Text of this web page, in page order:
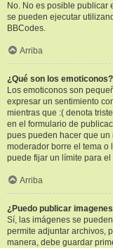
No. No es posible publicar
se pueden ejecutar
BBCodes.
Arriba
¿Qué son los emoticonos?
Los emoticonos son
expresar un sentimiento
mientras que :( denota
en el formulario de
pues pueden hacer que
moderador borre el tema o
puede fijar un límite para
Arriba
¿Puedo publicar
Sí, las imágenes se
permite adjuntar archivos,
manera, debe guardar